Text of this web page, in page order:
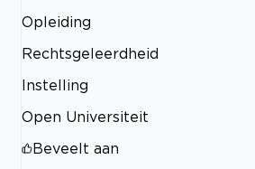
Opleiding
Rechtsgeleerdheid
Instelling
Open Universiteit
Beveelt aan